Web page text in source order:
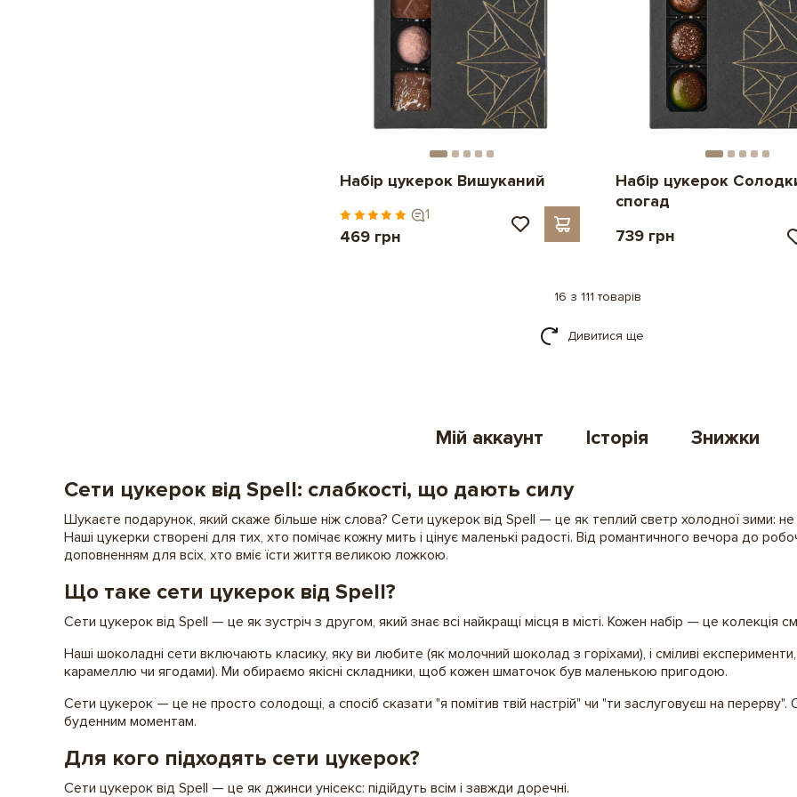
Набір цукерок Вишуканий
1
469 грн
Набір цукерок
спогад
739 грн
16 з 111 товарів
Дивитися ще
Мій аккаунт Історія Знижки
Сети цукерок від Spell: слабкості, що дають силу
Шукаєте подарунок, який скаже більше ніж слова? Сети цукерок від Spell — це як теплий светр холодної зими:
Наші цукерки створені для тих, хто помічає кожну мить і цінує маленькі радості. Від романтичного вечора до
доповненням для всіх, хто вміє їсти життя великою ложкою.
Що таке сети цукерок від Spell?
Сети цукерок від Spell — це як зустріч з другом, який знає всі найкращі місця в місті. Кожен набір — це колекція
Наші шоколадні сети включають класику, яку ви любите (як молочний шоколад з горіхами), і сміливі
карамеллю чи ягодами). Ми обираємо якісні складники, щоб кожен шматочок був маленькою пригодою.
Сети цукерок — це не просто солодощі, а спосіб сказати "я помітив твій настрій" чи "ти заслуговуєш на
буденним моментам.
Для кого підходять сети цукерок?
Сети цукерок від Spell — це як джинси унісекс: підійдуть всім і завжди доречні.